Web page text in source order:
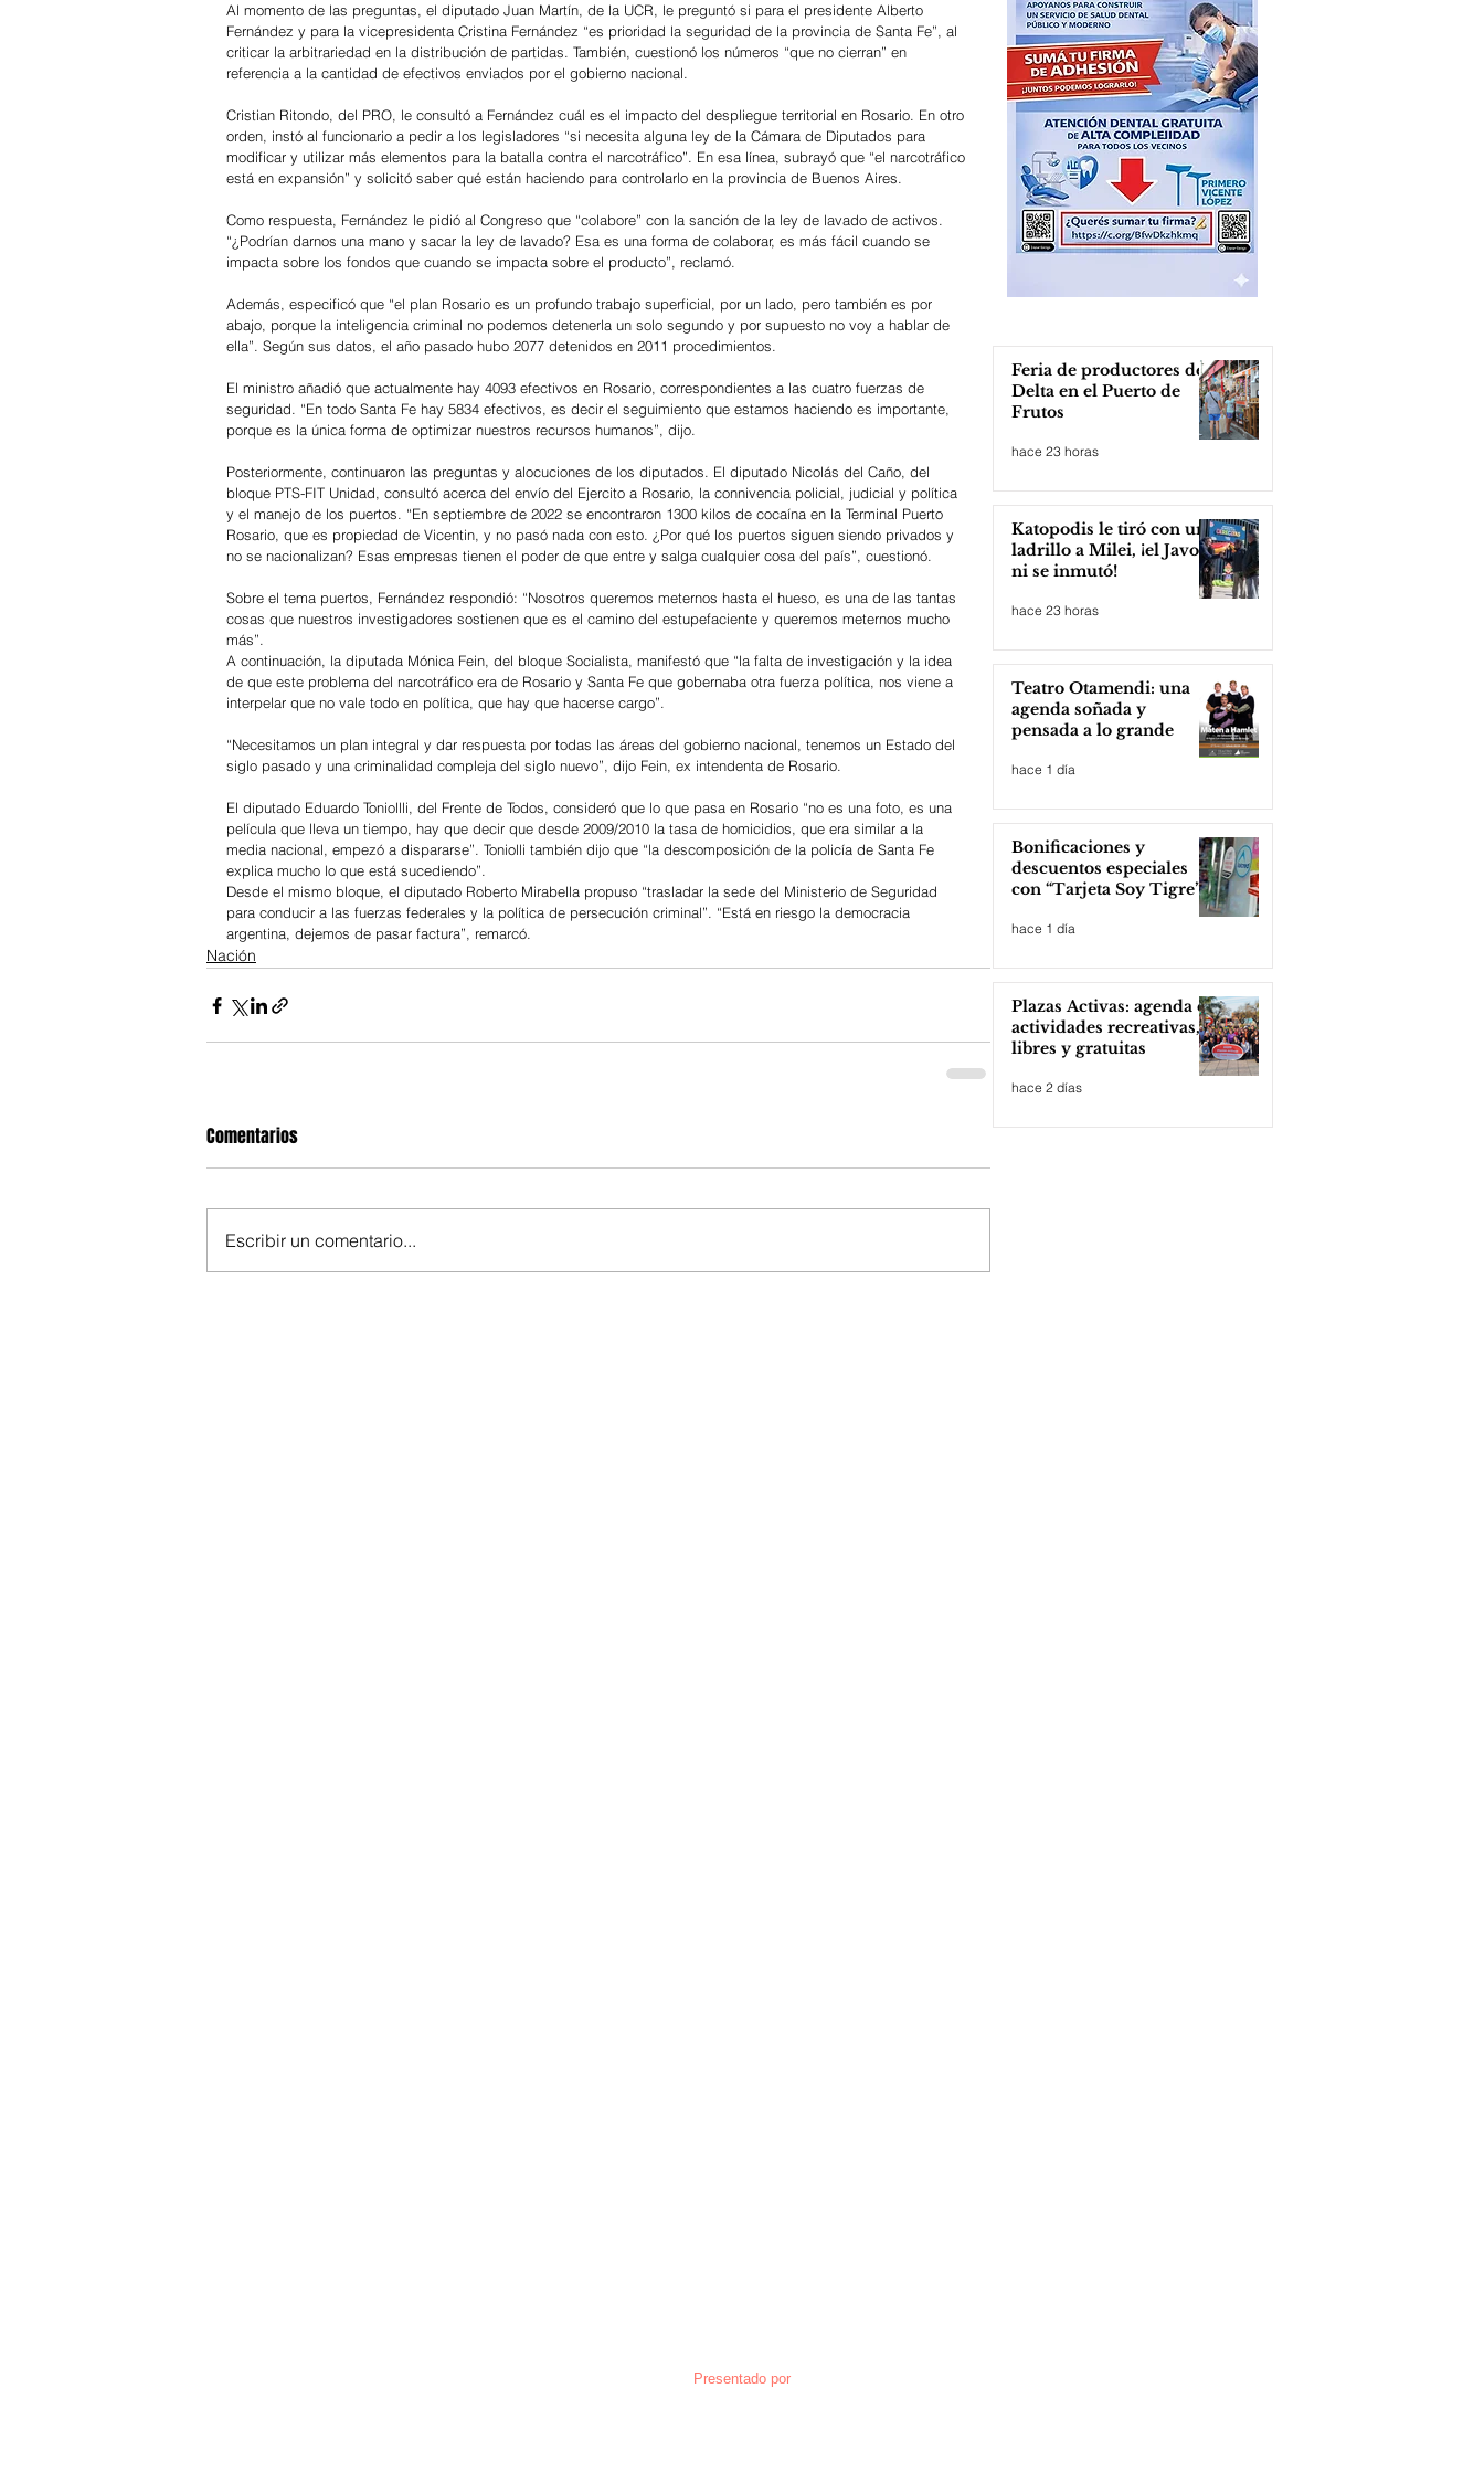
Al momento de las preguntas, el diputado Juan Martín, de la UCR, le preguntó si para el presidente Alberto
Fernández y para la vicepresidenta Cristina Fernández “es prioridad la seguridad de la provincia de Santa Fe”, al
criticar la arbitrariedad en la distribución de partidas. También, cuestionó los números “que no cierran” en
referencia a la cantidad de efectivos enviados por el gobierno nacional.
Cristian Ritondo, del PRO, le consultó a Fernández cuál es el impacto del despliegue territorial en Rosario. En otro
orden, instó al funcionario a pedir a los legisladores “si necesita alguna ley de la Cámara de Diputados para
modificar y utilizar más elementos para la batalla contra el narcotráfico”. En esa línea, subrayó que “el narcotráfico
está en expansión” y solicitó saber qué están haciendo para controlarlo en la provincia de Buenos Aires.
Como respuesta, Fernández le pidió al Congreso que “colabore” con la sanción de la ley de lavado de activos.
“¿Podrían darnos una mano y sacar la ley de lavado? Esa es una forma de colaborar, es más fácil cuando se
impacta sobre los fondos que cuando se impacta sobre el producto”, reclamó.
Además, especificó que “el plan Rosario es un profundo trabajo superficial, por un lado, pero también es por
abajo, porque la inteligencia criminal no podemos detenerla un solo segundo y por supuesto no voy a hablar de
ella”. Según sus datos, el año pasado hubo 2077 detenidos en 2011 procedimientos.
El ministro añadió que actualmente hay 4093 efectivos en Rosario, correspondientes a las cuatro fuerzas de
seguridad. “En todo Santa Fe hay 5834 efectivos, es decir el seguimiento que estamos haciendo es importante,
porque es la única forma de optimizar nuestros recursos humanos”, dijo.
Posteriormente, continuaron las preguntas y alocuciones de los diputados. El diputado Nicolás del Caño, del
bloque PTS-FIT Unidad, consultó acerca del envío del Ejercito a Rosario, la connivencia policial, judicial y política
y el manejo de los puertos. “En septiembre de 2022 se encontraron 1300 kilos de cocaína en la Terminal Puerto
Rosario, que es propiedad de Vicentin, y no pasó nada con esto. ¿Por qué los puertos siguen siendo privados y
no se nacionalizan? Esas empresas tienen el poder de que entre y salga cualquier cosa del país”, cuestionó.
Sobre el tema puertos, Fernández respondió: “Nosotros queremos meternos hasta el hueso, es una de las tantas
cosas que nuestros investigadores sostienen que es el camino del estupefaciente y queremos meternos mucho
más”.
A continuación, la diputada Mónica Fein, del bloque Socialista, manifestó que “la falta de investigación y la idea
de que este problema del narcotráfico era de Rosario y Santa Fe que gobernaba otra fuerza política, nos viene a
interpelar que no vale todo en política, que hay que hacerse cargo”.
“Necesitamos un plan integral y dar respuesta por todas las áreas del gobierno nacional, tenemos un Estado del
siglo pasado y una criminalidad compleja del siglo nuevo”, dijo Fein, ex intendenta de Rosario.
El diputado Eduardo Toniollli, del Frente de Todos, consideró que lo que pasa en Rosario “no es una foto, es una
película que lleva un tiempo, hay que decir que desde 2009/2010 la tasa de homicidios, que era similar a la
media nacional, empezó a dispararse”. Toniolli también dijo que “la descomposición de la policía de Santa Fe
explica mucho lo que está sucediendo”.
Desde el mismo bloque, el diputado Roberto Mirabella propuso “trasladar la sede del Ministerio de Seguridad
para conducir a las fuerzas federales y la política de persecución criminal”. “Está en riesgo la democracia
argentina, dejemos de pasar factura”, remarcó.
Nación
Comentarios
Escribir un comentario...
Feria de productores del
Delta en el Puerto de
Frutos
hace 23 horas
Katopodis le tiró con un
ladrillo a Milei, ¡el Javo
ni se inmutó!
hace 23 horas
Teatro Otamendi: una
agenda soñada y
pensada a lo grande
hace 1 día
Bonificaciones y
descuentos especiales
con “Tarjeta Soy Tigre”
hace 1 día
Plazas Activas: agenda de
actividades recreativas,
libres y gratuitas
hace 2 días
Presentado por